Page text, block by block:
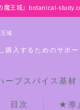
魔王城』botanical-
城
購入するためのサポ
ーブスパイス基
目次 ★導